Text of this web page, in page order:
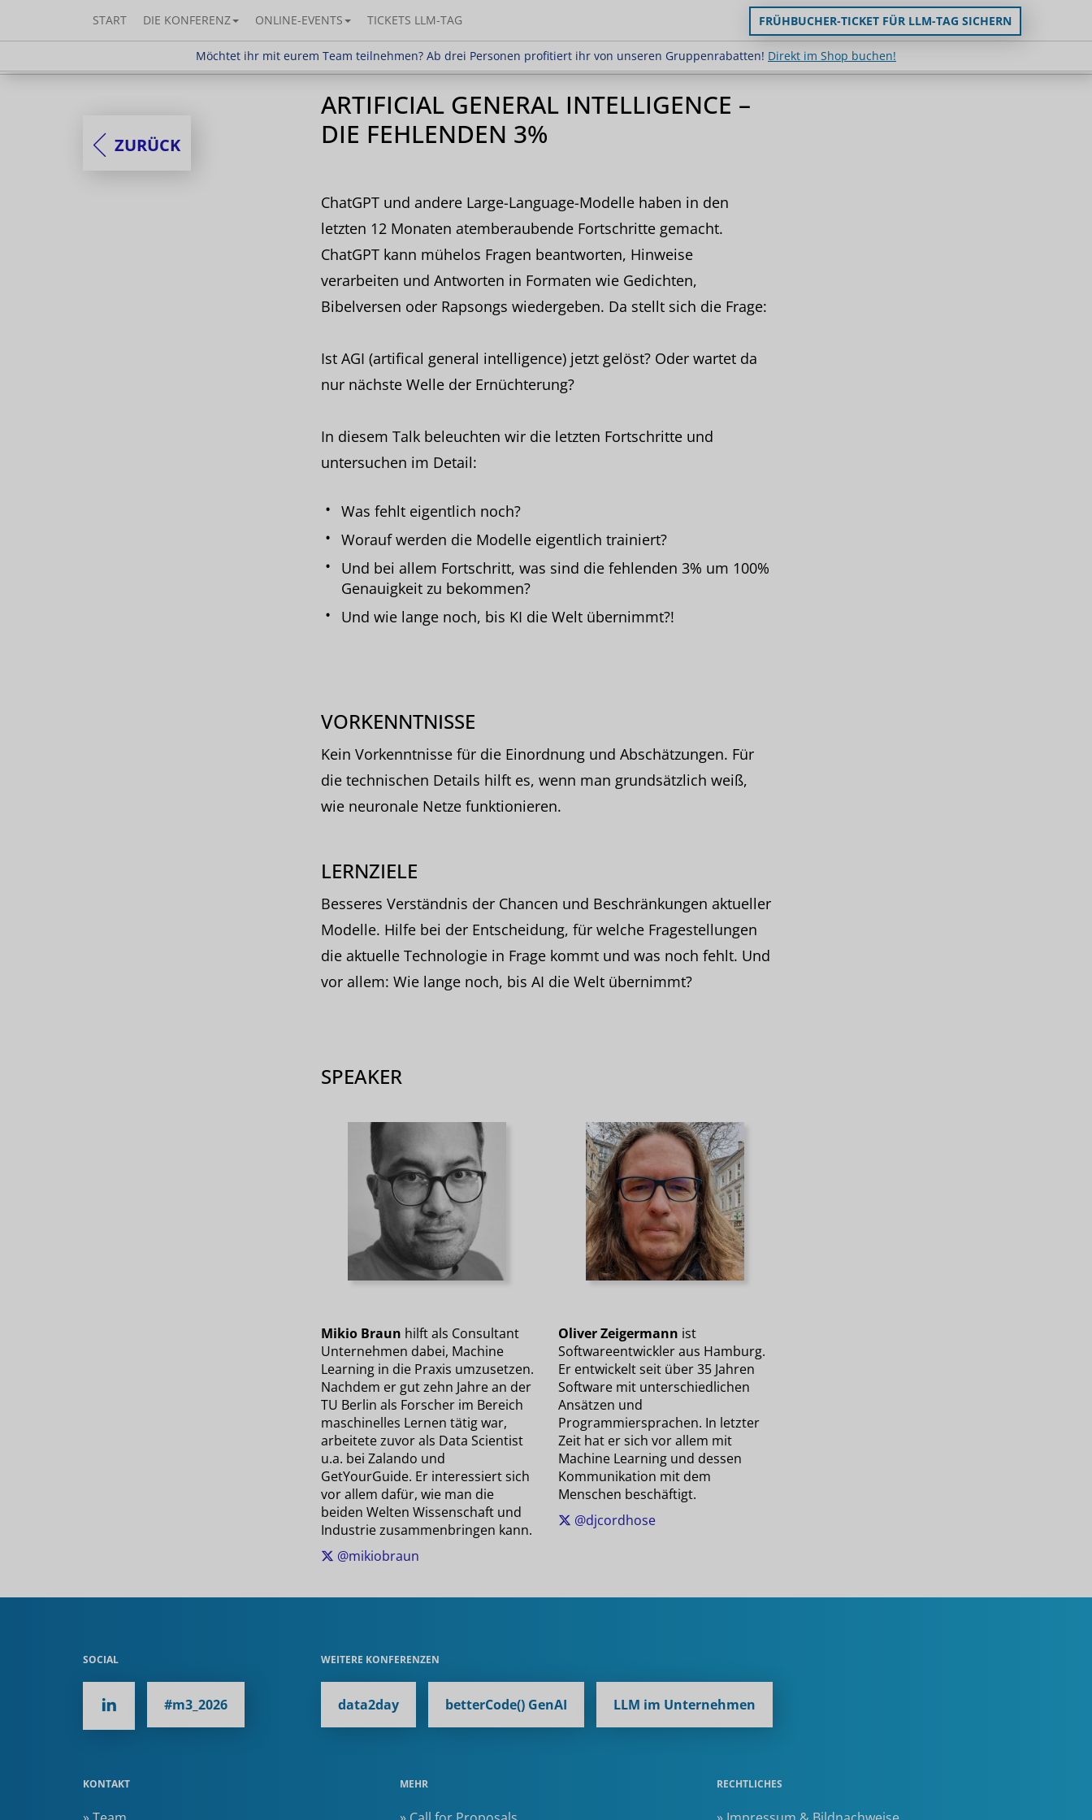
START DIE KONFERENZ ONLINE-EVENTS TICKETS LLM-TAG FRÜHBUCHER-TICKET FÜR LLM-TAG SICHERN
Möchtet ihr mit eurem Team teilnehmen? Ab drei Personen profitiert ihr von unseren Gruppenrabatten! Direkt im Shop buchen!
Möchtet ihr mit eurem Team teilnehmen? Ab drei Personen profitiert ihr von unseren Gruppenrabatten!Direkt im Shop buchen!
ZURÜCK
ARTIFICIAL GENERAL INTELLIGENCE –
DIE FEHLENDEN 3%
ChatGPT und andere Large-Language-Modelle haben in den
letzten 12 Monaten atemberaubende Fortschritte gemacht.
ChatGPT kann mühelos Fragen beantworten, Hinweise
verarbeiten und Antworten in Formaten wie Gedichten,
Bibelversen oder Rapsongs wiedergeben. Da stellt sich die Frage:
Ist AGI (artifical general intelligence) jetzt gelöst? Oder wartet da
nur nächste Welle der Ernüchterung?
In diesem Talk beleuchten wir die letzten Fortschritte und
untersuchen im Detail:
Was fehlt eigentlich noch?
Worauf werden die Modelle eigentlich trainiert?
Und bei allem Fortschritt, was sind die fehlenden 3% um 100%
Genauigkeit zu bekommen?
Und wie lange noch, bis KI die Welt übernimmt?!
VORKENNTNISSE
Kein Vorkenntnisse für die Einordnung und Abschätzungen. Für
die technischen Details hilft es, wenn man grundsätzlich weiß,
wie neuronale Netze funktionieren.
LERNZIELE
Besseres Verständnis der Chancen und Beschränkungen aktueller
Modelle. Hilfe bei der Entscheidung, für welche Fragestellungen
die aktuelle Technologie in Frage kommt und was noch fehlt. Und
vor allem: Wie lange noch, bis AI die Welt übernimmt?
SPEAKER
Mikio Braun hilft als Consultant
Unternehmen dabei, Machine
Learning in die Praxis umzusetzen.
Nachdem er gut zehn Jahre an der
TU Berlin als Forscher im Bereich
maschinelles Lernen tätig war,
arbeitete zuvor als Data Scientist
u.a. bei Zalando und
GetYourGuide. Er interessiert sich
vor allem dafür, wie man die
beiden Welten Wissenschaft und
Industrie zusammenbringen kann.
@mikiobraun
Oliver Zeigermann ist
Softwareentwickler aus Hamburg.
Er entwickelt seit über 35 Jahren
Software mit unterschiedlichen
Ansätzen und
Programmiersprachen. In letzter
Zeit hat er sich vor allem mit
Machine Learning und dessen
Kommunikation mit dem
Menschen beschäftigt.
@djcordhose
SOCIAL
#m3_2026
WEITERE KONFERENZEN
data2day betterCode() GenAI LLM im Unternehmen
KONTAKT MEHR RECHTLICHES